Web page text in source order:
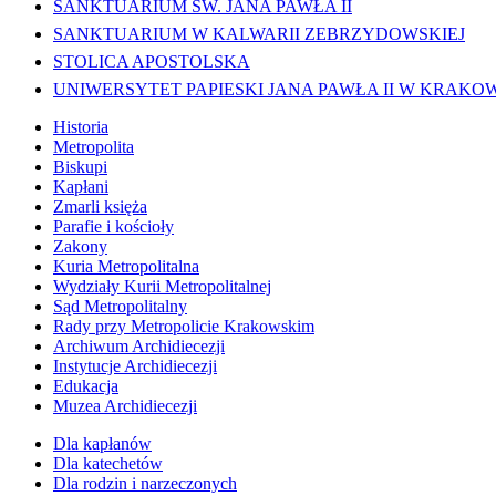
SANKTUARIUM ŚW. JANA PAWŁA II
SANKTUARIUM W KALWARII ZEBRZYDOWSKIEJ
STOLICA APOSTOLSKA
UNIWERSYTET PAPIESKI JANA PAWŁA II W
Historia
Metropolita
Biskupi
Kapłani
Zmarli księża
Parafie i kościoły
Zakony
Kuria Metropolitalna
Wydziały Kurii Metropolitalnej
Sąd Metropolitalny
Rady przy Metropolicie Krakowskim
Archiwum Archidiecezji
Instytucje Archidiecezji
Edukacja
Muzea Archidiecezji
Dla kapłanów
Dla katechetów
Dla rodzin i narzeczonych